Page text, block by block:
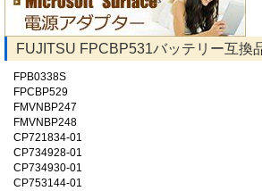
FUJITSU FPCBP531バッテリー互換
FPB0338S
FPCBP529
FMVNBP247
FMVNBP248
CP721834-01
CP734928-01
CP734930-01
CP753144-01